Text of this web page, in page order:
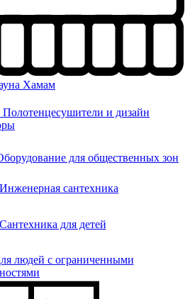
Хамам
Полотенцесушители и дизайн
для общественных зон
Инженерная сантехника
Сантехника для детей
людей с ограниченными